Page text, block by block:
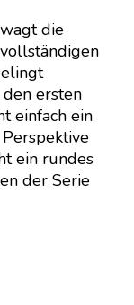
die
den ersten
einfach ein
ein rundes
der Serie